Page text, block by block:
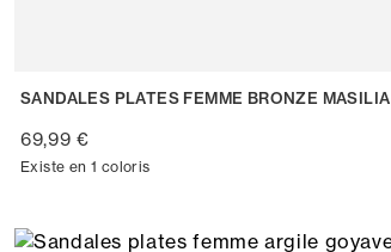
SANDALES PLATES FEMME BRONZE MASILIA
69,99 €
Existe en 1 coloris